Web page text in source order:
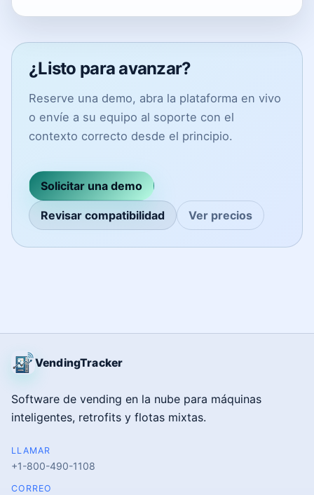
¿Listo para avanzar?
Reserve una demo, abra la plataforma en vivo
o envíe a su equipo al soporte con el
contexto correcto desde el principio.
Solicitar una demo
Revisar compatibilidad Ver precios
VendingTracker
Software de vending en la nube para máquinas
inteligentes, retrofits y flotas mixtas.
LLAMAR
+1-800-490-1108
CORREO